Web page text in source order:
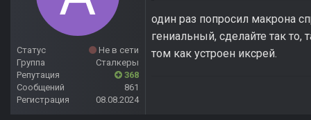
Статус
Не в сети
Группа
Сталкеры
Репутация
368
Сообщений
861
Регистрация
08.08.2024
один раз попросил макрона
гениальный, сделайте так
том как устроен иксрей.